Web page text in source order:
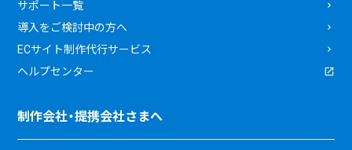
サポート一覧
導入をご検討中の方へ
ECサイト制作代行サービス
ヘルプセンター
制作会社・提携会社さまへ